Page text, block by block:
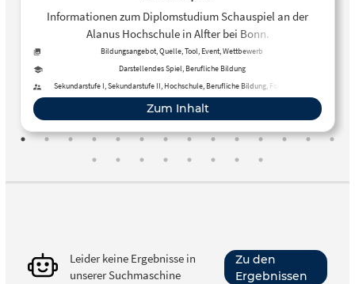
Informationen zum Diplomstudium Schauspiel an der
Alanus Hochschule in Alfter bei Bonn.
Bildungsangebot, Quelle, Tool, Event, Wettbewerb
Darstellendes Spiel, Berufliche Bildung
Sekundarstufe I, Sekundarstufe II, Hochschule, Berufliche Bildung, Fortbildung,
Erwachsenenbildung
Zum Inhalt
Leider keine Ergebnisse in
unserer Suchmaschine
Zu den
Ergebnissen